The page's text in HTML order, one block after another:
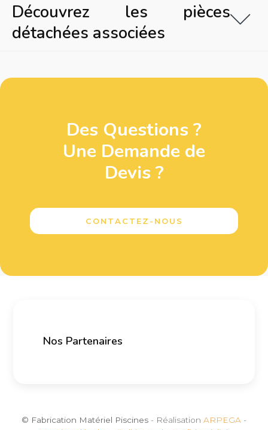
Découvrez les pièces
détachées associées
Des Questions ?
Une Demande de
Devis ?
CONTACTEZ-NOUS
Nos Partenaires
© Fabrication Matériel Piscines - Réalisation ARPEGA -